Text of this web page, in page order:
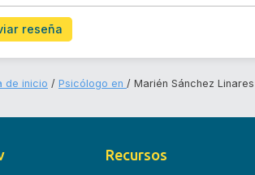
reseña
de inicio Psicólogo en Marién Sánchez Linares
Recursos